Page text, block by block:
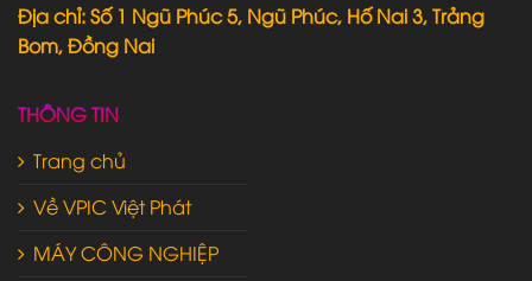
Địa chỉ: Số 1 Ngũ Phúc 5, Ngũ Phúc, Hố Nai 3, Trảng
Bom, Đồng Nai
THÔNG TIN
Trang chủ
Về VPIC Việt Phát
MÁY CÔNG NGHIỆP